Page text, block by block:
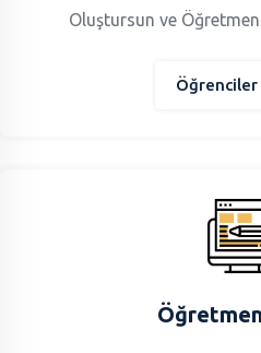
Oluştursun ve
Öğrenciler